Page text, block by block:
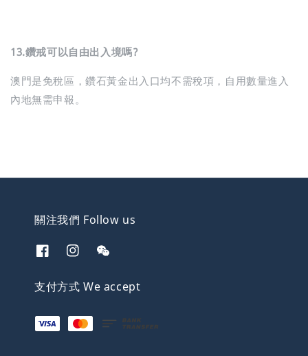
13.鑽戒可以自由出入境嗎?
澳門是免稅區，鑽石黃金出入口均不需稅項，自用數量進入
內地無需申報。
關注我們 Follow us
支付方式 We accept